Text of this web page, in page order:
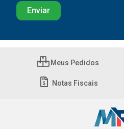
Meus Pedidos
Notas Fiscais